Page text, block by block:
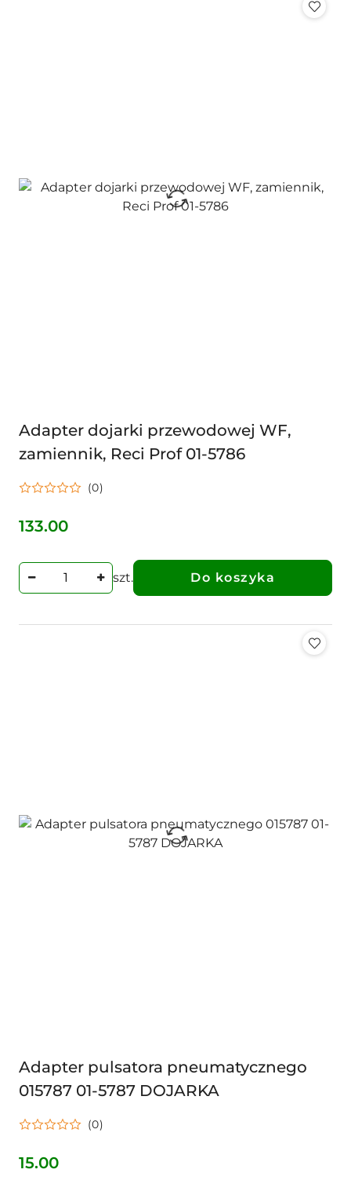
Adapter dojarki przewodowej WF,
zamiennik, Reci Prof 01-5786
(0)
Cena:
133.00
szt. Do koszyka
Adapter pulsatora pneumatycznego
015787 01-5787 DOJARKA
(0)
Cena:
15.00